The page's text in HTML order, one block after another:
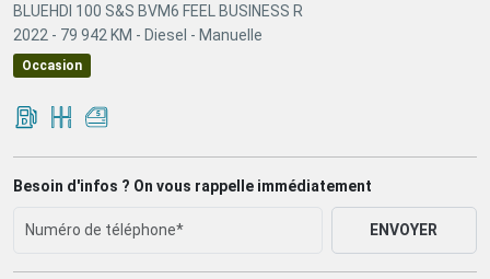
BLUEHDI 100 S&S BVM6 FEEL BUSINESS R
2022 - 79 942 KM - Diesel - Manuelle
Occasion
Besoin d'infos ? On vous rappelle immédiatement
ENVOYER